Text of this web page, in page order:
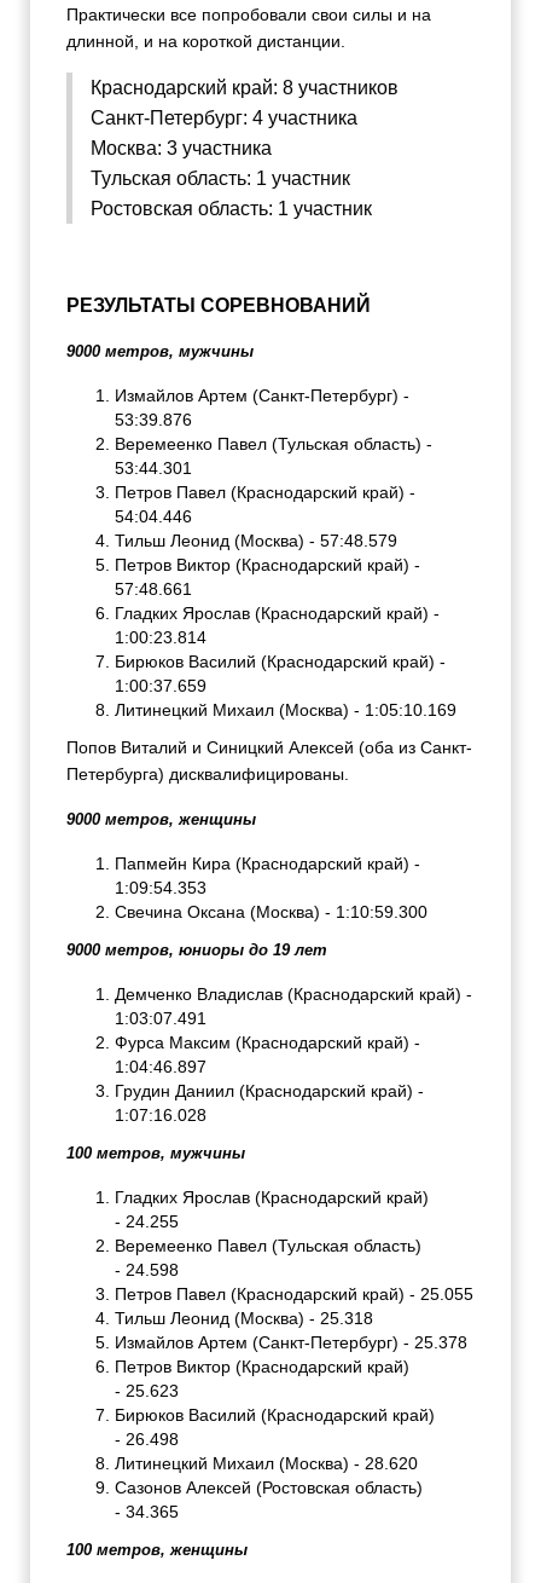
Практически все попробовали свои силы и на
длинной, и на короткой дистанции.
Краснодарский край: 8 участников
Санкт-Петербург: 4 участника
Москва: 3 участника
Тульская область: 1 участник
Ростовская область: 1 участник
РЕЗУЛЬТАТЫ СОРЕВНОВАНИЙ
9000 метров, мужчины
Измайлов Артем (Санкт-Петербург) -
53:39.876
Веремеенко Павел (Тульская область) -
53:44.301
Петров Павел (Краснодарский край) -
54:04.446
Тильш Леонид (Москва) - 57:48.579
Петров Виктор (Краснодарский край) -
57:48.661
Гладких Ярослав (Краснодарский край) -
1:00:23.814
Бирюков Василий (Краснодарский край) -
1:00:37.659
Литинецкий Михаил (Москва) - 1:05:10.169
Попов Виталий и Синицкий Алексей (оба из Санкт-
Петербурга) дисквалифицированы.
9000 метров, женщины
Папмейн Кира (Краснодарский край) -
1:09:54.353
Свечина Оксана (Москва) - 1:10:59.300
9000 метров, юниоры до 19 лет
Демченко Владислав (Краснодарский край) -
1:03:07.491
Фурса Максим (Краснодарский край) -
1:04:46.897
Грудин Даниил (Краснодарский край) -
1:07:16.028
100 метров, мужчины
Гладких Ярослав (Краснодарский край)
- 24.255
Веремеенко Павел (Тульская область)
- 24.598
Петров Павел (Краснодарский край) - 25.055
Тильш Леонид (Москва) - 25.318
Измайлов Артем (Санкт-Петербург) - 25.378
Петров Виктор (Краснодарский край)
- 25.623
Бирюков Василий (Краснодарский край)
- 26.498
Литинецкий Михаил (Москва) - 28.620
Сазонов Алексей (Ростовская область)
- 34.365
100 метров, женщины